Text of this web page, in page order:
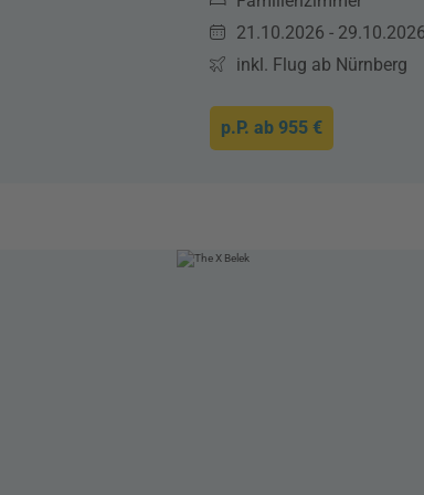
21.10.2026 -
inkl. Flug ab Nürnberg
p.P. ab 955 €